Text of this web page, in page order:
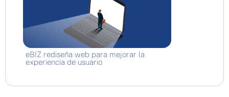
eBIZ rediseña web para mejorar la
experiencia de usuario